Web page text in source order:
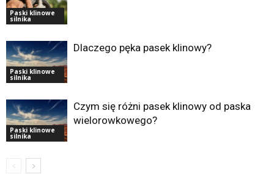
Paski klinowe
silnika
Paski klinowe
silnika
Dlaczego pęka pasek klinowy?
Paski klinowe
silnika
Czym się różni pasek klinowy od paska
wielorowkowego?